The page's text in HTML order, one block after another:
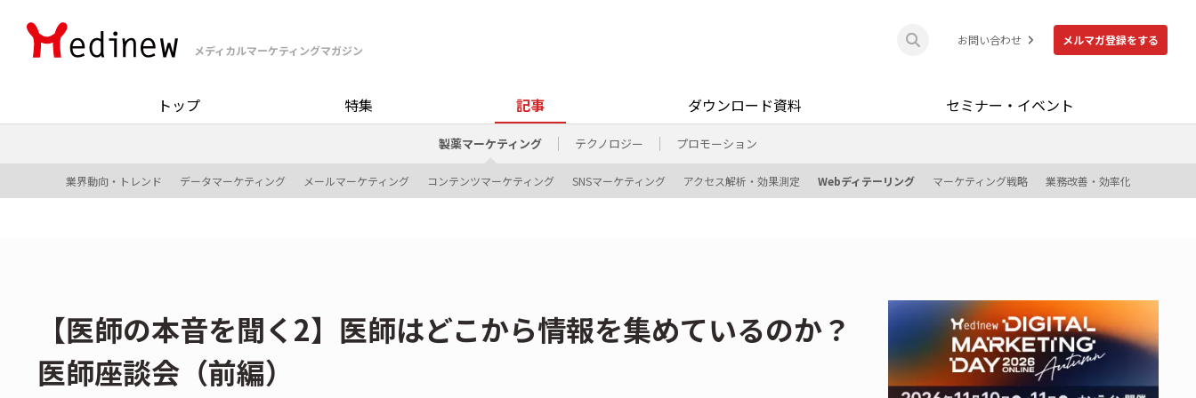
メディカルマーケティングマガジン
お問い合わせ メルマガ登録をする
トップ 特集 記事 ダウンロード資料 セミナー・イベント
製薬マーケティング テクノロジー プロモーション
業界動向・トレンド データマーケティング メールマーケティング コンテンツマーケティング SNSマーケティング アクセス解析・効果測定 Webディテーリング マーケティング戦略 業務改善・効率化
【医師の本音を聞く2】医師はどこから情報を集めているのか？
医師座談会（前編）